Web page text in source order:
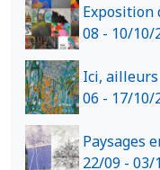
Exposition
08 - 10/10/
Ici, ailleurs
06 - 17/10/
Paysages
22/09 - 03/